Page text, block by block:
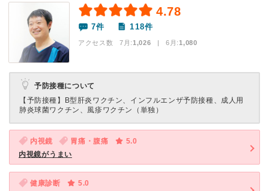
4.78
7件 118件
アクセス数 7月:1,026 | 6月:1,080
予防接種について
【予防接種】
B型肝炎ワクチン、インフルエンザ予防接種、成人用
肺炎球菌ワクチン、風疹ワクチン（単独）
内視鏡 胃痛・腹痛
5.0
内視鏡がうまい
健康診断
5.0